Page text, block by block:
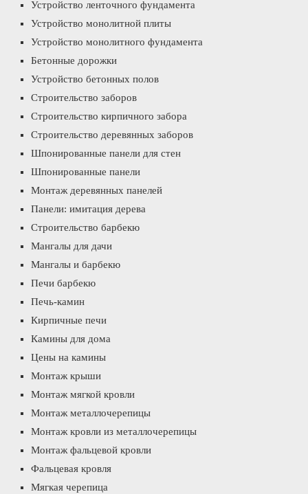
Устройство ленточного фундамента
Устройство монолитной плиты
Устройство монолитного фундамента
Бетонные дорожки
Устройство бетонных полов
Строительство заборов
Строительство кирпичного забора
Строительство деревянных заборов
Шпонированные панели для стен
Шпонированные панели
Монтаж деревянных панелей
Панели: имитация дерева
Строительство барбекю
Мангалы для дачи
Мангалы и барбекю
Печи барбекю
Печь-камин
Кирпичные печи
Камины для дома
Цены на камины
Монтаж крыши
Монтаж мягкой кровли
Монтаж металлочерепицы
Монтаж кровли из металлочерепицы
Монтаж фальцевой кровли
Фальцевая кровля
Мягкая черепица